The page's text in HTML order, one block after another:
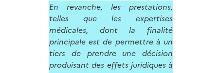
En revanche, les prestations,
telles que les expertises
médicales, dont la finalité
principale est de permettre à un
tiers de prendre une décision
produisant des effets juridiques à